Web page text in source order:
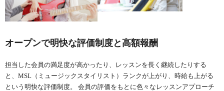
オープンで明快な評価制度と高額報酬
担当した会員の満足度が高かったり、レッスンを長く継続したりする
と、MSL（ミュージックスタイリスト）ランクが上がり、時給も上がる
という明快な評価制度。 会員の評価をもとに色々なレッスンアプローチ